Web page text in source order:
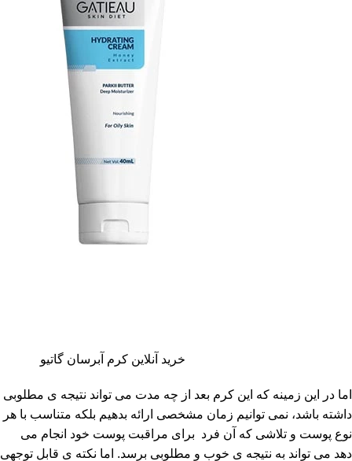
خرید آنلاین کرم آبرسان گاتیو
اما در این زمینه که این کرم بعد از چه مدت می تواند نتیجه ی مطلوبی
داشته باشد، نمی توانیم زمان مشخصی ارائه بدهیم بلکه متناسب با هر
نوع پوست و تلاشی که آن فرد برای مراقبت پوست خود انجام می
دهد می تواند به نتیجه ی خوب و مطلوبی برسد. اما نکته ی قابل توجهی